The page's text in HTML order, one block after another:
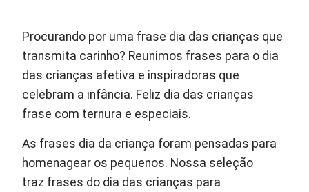
Procurando por uma frase dia das crianças que
transmita carinho? Reunimos frases para o dia
das crianças afetiva e inspiradoras que
celebram a infância. Feliz dia das crianças
frase com ternura e especiais.
As frases dia da criança foram pensadas para
homenagear os pequenos. Nossa seleção
traz frases do dia das crianças para